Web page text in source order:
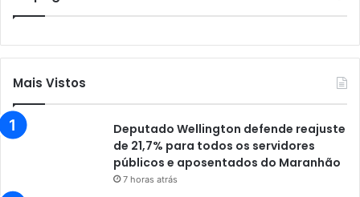
Mais Vistos
Deputado Wellington defende reajuste
de 21,7% para todos os servidores
públicos e aposentados do Maranhão
7 horas atrás